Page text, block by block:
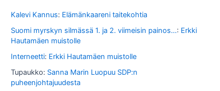
o
s
s
a
Kalevi Kannus: Elämänkaareni taitekohtia
Suomi myrskyn silmässä 1. ja 2. viimeisin painos...: Erkki
Hautamäen muistolle
Interneetti: Erkki Hautamäen muistolle
Tupaukko: Sanna Marin Luopuu SDP:n
puheenjohtajuudesta